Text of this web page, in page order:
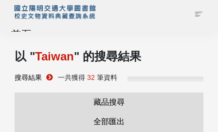
首頁
藏品查詢
以 "Taiwan" 的搜尋結果
搜尋結果 一共獲得 32 筆資料
藏品搜尋
全部匯出